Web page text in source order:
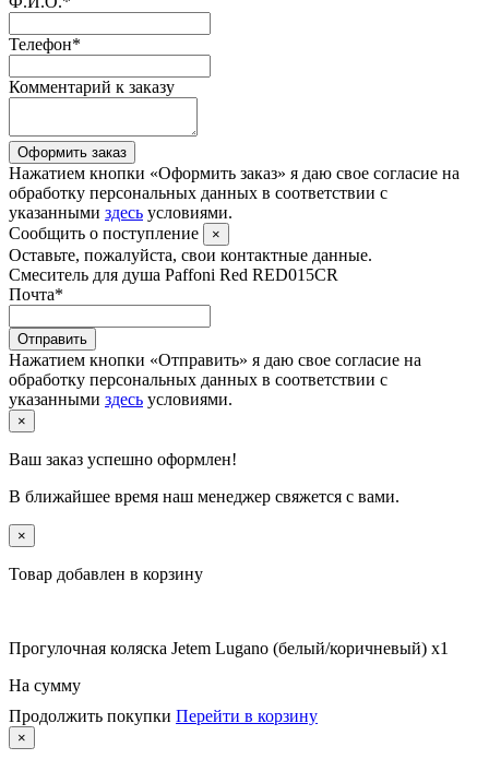
Телефон*
Комментарий к заказу
Оформить заказ
Нажатием кнопки «Оформить заказ» я даю свое согласие на
обработку персональных данных в соответствии с
указанными здесь условиями.
Сообщить о поступление
×
Оставьте, пожалуйста, свои контактные данные.
Смеситель для душа Paffoni Red RED015CR
Почта*
Отправить
Нажатием кнопки «Отправить» я даю свое согласие на
обработку персональных данных в соответствии с
указанными здесь условиями.
×
Ваш заказ успешно оформлен!
В ближайшее время наш менеджер свяжется с вами.
×
Товар добавлен в корзину
Прогулочная коляска Jetem Lugano (белый/коричневый) x1
На сумму
Продолжить покупки Перейти в корзину
×